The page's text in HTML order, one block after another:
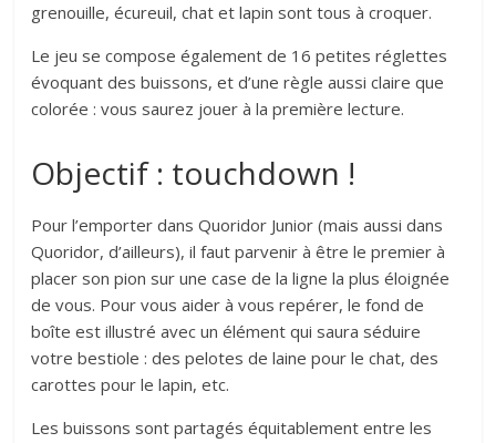
grenouille, écureuil, chat et lapin sont tous à croquer.
Le jeu se compose également de 16 petites réglettes
évoquant des buissons, et d’une règle aussi claire que
colorée : vous saurez jouer à la première lecture.
Objectif : touchdown !
Pour l’emporter dans Quoridor Junior (mais aussi dans
Quoridor, d’ailleurs), il faut parvenir à être le premier à
placer son pion sur une case de la ligne la plus éloignée
de vous. Pour vous aider à vous repérer, le fond de
boîte est illustré avec un élément qui saura séduire
votre bestiole : des pelotes de laine pour le chat, des
carottes pour le lapin, etc.
Les buissons sont partagés équitablement entre les